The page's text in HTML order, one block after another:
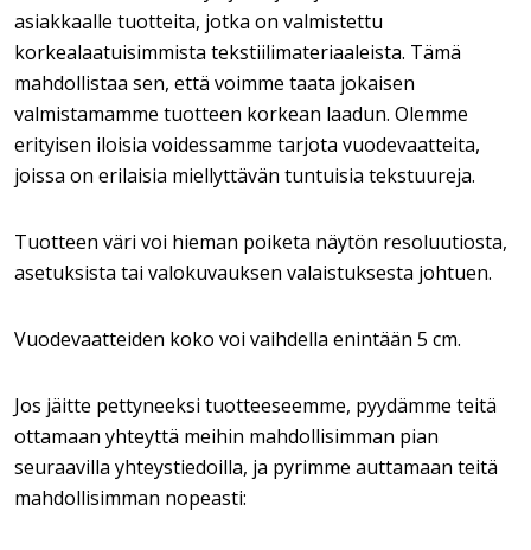
asiakkaalle tuotteita, jotka on valmistettu
korkealaatuisimmista tekstiilimateriaaleista. Tämä
mahdollistaa sen, että voimme taata jokaisen
valmistamamme tuotteen korkean laadun. Olemme
erityisen iloisia voidessamme tarjota vuodevaatteita,
joissa on erilaisia miellyttävän tuntuisia tekstuureja.
Tuotteen väri voi hieman poiketa näytön resoluutiosta,
asetuksista tai valokuvauksen valaistuksesta johtuen.
Vuodevaatteiden koko voi vaihdella enintään 5 cm.
Jos jäitte pettyneeksi tuotteeseemme, pyydämme teitä
ottamaan yhteyttä meihin mahdollisimman pian
seuraavilla yhteystiedoilla, ja pyrimme auttamaan teitä
mahdollisimman nopeasti: